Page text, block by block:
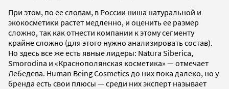
При этом, по ее словам, в России ниша натуральной и
экокосметики растет медленно, и оценить ее размер
сложно, так как отнести компании к этому сегменту
крайне сложно (для этого нужно анализировать состав).
Но здесь все же есть явные лидеры: Natura Siberica,
Smorodina и «Краснополянская косметика» — отмечает
Лебедева. Human Being Cosmetics до них пока далеко, но у
бренда есть свои плюсы — среди них эксперт называет